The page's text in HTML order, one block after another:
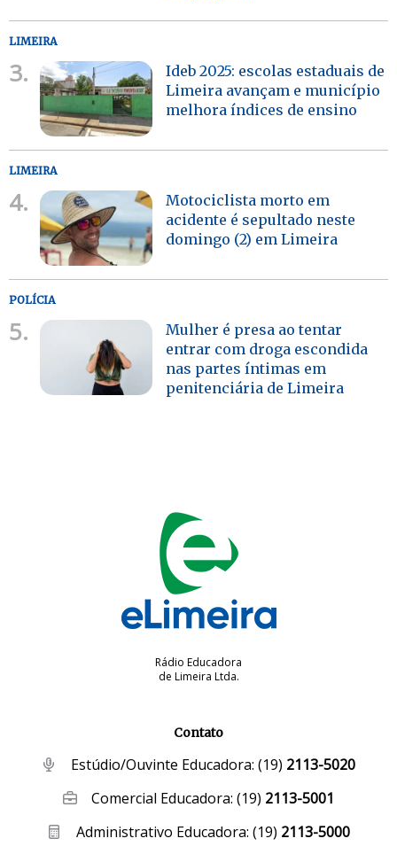
LIMEIRA
3.
Ideb 2025: escolas estaduais de
Limeira avançam e município
melhora índices de ensino
LIMEIRA
4.
Motociclista morto em
acidente é sepultado neste
domingo (2) em Limeira
POLÍCIA
5.
Mulher é presa ao tentar
entrar com droga escondida
nas partes íntimas em
penitenciária de Limeira
Rádio Educadora
de Limeira Ltda.
Contato
Estúdio/Ouvinte Educadora: (19) 2113-5020
Comercial Educadora:(19) 2113-5001
Administrativo Educadora: (19) 2113-5000